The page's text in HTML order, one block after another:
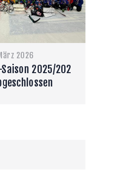
2026
2025/202